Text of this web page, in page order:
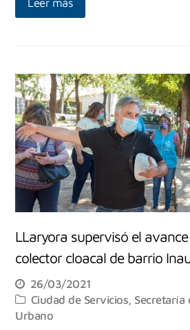
LLaryora supervisó el
colector cloacal de barrio
26/03/2021
Ciudad de Servicios, Secretaría
Urbano